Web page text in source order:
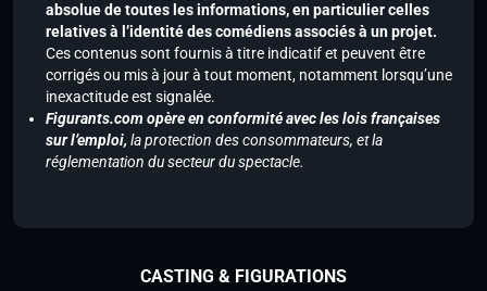
absolue de toutes les informations, en particulier celles
relatives à l’identité des comédiens associés à un projet.
Ces contenus sont fournis à titre indicatif et peuvent être
corrigés ou mis à jour à tout moment, notamment lorsqu’une
inexactitude est signalée.
Figurants.com opère en conformité avec les lois françaises
sur l’emploi, la protection des consommateurs, et la
réglementation du secteur du spectacle.
CASTING & FIGURATIONS